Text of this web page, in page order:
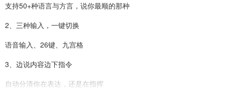
支持50+种语言与方言，说你最顺的那种
2、三种输入，一键切换
语音输入、26键、九宫格
3、边说内容边下指令
自动分清你在表达，还是在指挥